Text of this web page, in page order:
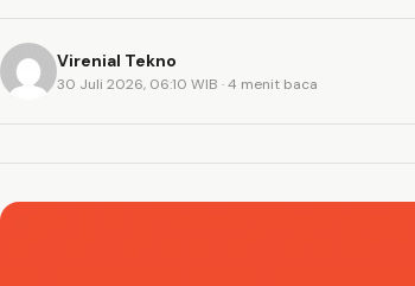
Virenial Tekno
30 Juli 2026, 06:10 WIB · 4 menit baca